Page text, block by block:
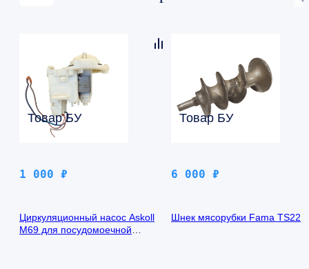
Товар БУ
1 000 ₽
Циркуляционный насос Askoll
M69 для посудомоечной
Товар БУ
6 000 ₽
Шнек мясорубки Fama TS22